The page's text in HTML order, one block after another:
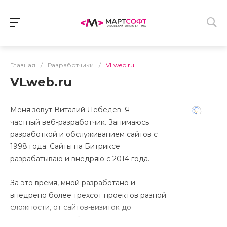
Главная / Разработчики / VLweb.ru
VLweb.ru
Меня зовут Виталий Лебедев. Я —
частный веб-разработчик. Занимаюсь
разработкой и обслуживанием сайтов с
1998 года. Сайты на Битриксе
разрабатываю и внедряю с 2014 года.
За это время, мной разработано и
внедрено более трехсот проектов разной
сложности, от сайтов-визиток до